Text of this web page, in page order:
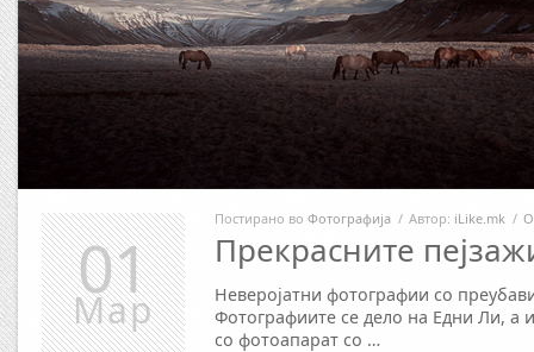
Постирано во Фотографија / Автор: iLike.mk /
Прекрасните
Неверојатни фотографии со
Фотографиите се дело на Едни Ли, а
со фотоапарат со …
01
Мар